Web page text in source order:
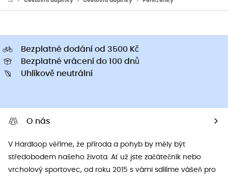
Bezplatné dodání od 3500 Kč
Bezplatné vrácení do 100 dnů
Uhlíkově neutrální
O nás
V Hardloop věříme, že příroda a pohyb by měly být
středobodem našeho života. Ať už jste začátečník nebo
vrcholový sportovec, od roku 2015 s vámi sdílíme vášeň pro